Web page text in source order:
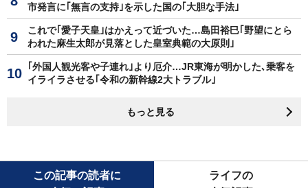
市発言に｢無言の支持｣を示した国の｢大胆な手法｣
これで｢愛子天皇｣はかえって近づいた…島田裕巳｢野望にとら
われた麻生太郎が見落とした皇室典範の大原則｣
｢外国人観光客や子連れ｣より厄介…JR東海が明かした､乗客を
イライラさせる｢令和の新幹線2大トラブル｣
もっと見る
この記事の読者に
ライフの